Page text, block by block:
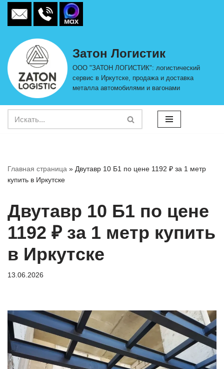
Перейти
содержимому
Затон Логистик
ООО "ЗАТОН ЛОГИСТИК": логистический
сервис в Иркутске, продажа и доставка
металла автомобилями и вагонами
Главная страница » Двутавр 10 Б1 по цене 1192 ₽ за 1 метр
купить в Иркутске
Двутавр 10 Б1 по цене
1192 ₽ за 1 метр купить
в Иркутске
13.06.2026